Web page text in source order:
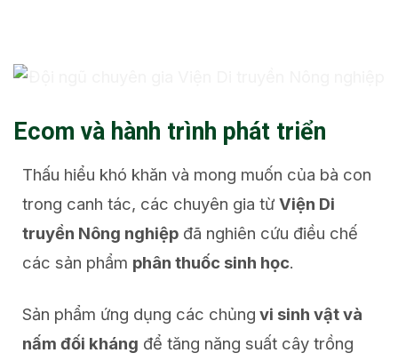
Ecom và hành trình phát triển
Thấu hiểu khó khăn và mong muốn của bà con
trong canh tác, các chuyên gia từ Viện Di
truyền Nông nghiệp đã nghiên cứu điều chế
các sản phẩm phân thuốc sinh học.
Sản phẩm ứng dụng các chủng vi sinh vật và
nấm đối kháng để tăng năng suất cây trồng